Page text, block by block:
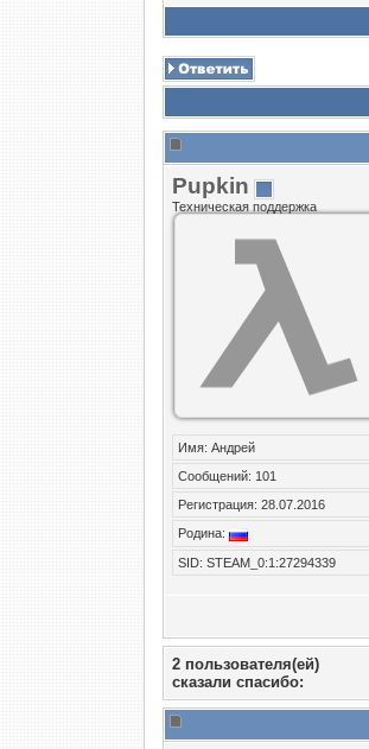
Puрkin
Техническая поддержка
Имя: Андрей
Сообщений: 101
Регистрация: 28.07.2016
Родина:
SID: STEAM_0:1:27294339
2 пользователя(ей)
сказали cпасибо: